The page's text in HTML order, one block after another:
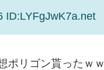
ID:LYFgJwK7a.net
ポリゴン貰ったｗｗ